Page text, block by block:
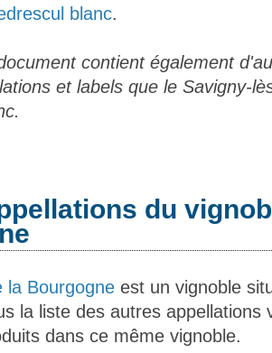
blanc.
contient également
et labels que le Savigny-
du
la Bourgogne est un vignoble
la liste des autres appellations
dans ce même vignoble.